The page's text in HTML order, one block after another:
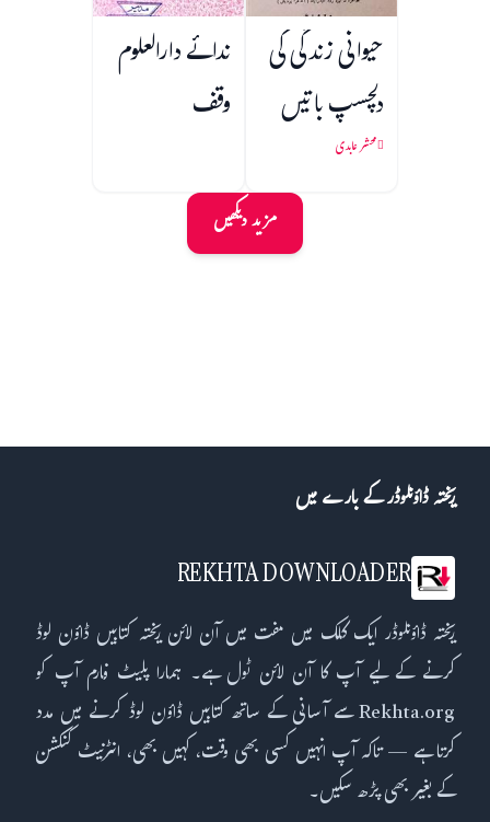
حیوانی زندگی کی
دلچسپ باتیں
محشر عابدی
ندائے دارالعلوم
وقف
مزید دیکھیں
ریختہ ڈاؤنلوڈر کے بارے میں
REKHTA DOWNLOADER
ریختہ ڈاؤنلوڈر ایک کلک میں مفت میں آن لائن ریختہ کتابیں ڈاؤن لوڈ
کرنے کے لیے آپ کا آن لائن ٹول ہے۔ ہمارا پلیٹ فارم آپ کو
Rekhta.org سے آسانی کے ساتھ کتابیں ڈاؤن لوڈ کرنے میں مدد
کرتا ہے — تاکہ آپ انہیں کسی بھی وقت، کہیں بھی، انٹرنیٹ کنکشن
کے بغیر بھی پڑھ سکیں۔